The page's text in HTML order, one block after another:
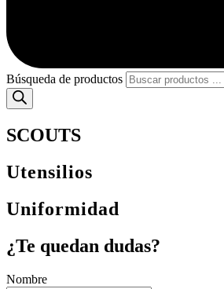
Búsqueda de productos
SCOUTS
Utensilios
Uniformidad
¿Te quedan dudas?
Nombre